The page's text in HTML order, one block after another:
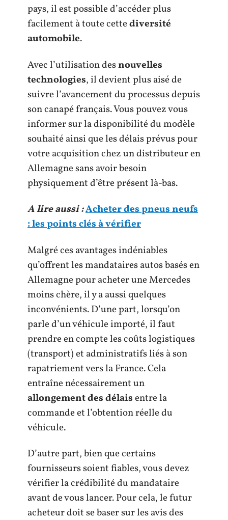
pays, il est possible d’accéder plus
facilement à toute cettediversité
automobile.
Avec l’utilisation desnouvelles
technologies, il devient plus aisé de
suivre l’avancement du processus depuis
son canapé français. Vous pouvez vous
informer sur la disponibilité du modèle
souhaité ainsi que les délais prévus pour
votre acquisition chez un distributeur en
Allemagne sans avoir besoin
physiquement d’être présent là-bas.
A lire aussi :Acheter des pneus neufs
: les points clés à vérifier
Malgré ces avantages indéniables
qu’offrent les mandataires autos basés en
Allemagne pour acheter une Mercedes
moins chère, il y a aussi quelques
inconvénients. D’une part, lorsqu’on
parle d’un véhicule importé, il faut
prendre en compte les coûts logistiques
(transport) et administratifs liés à son
rapatriement vers la France. Cela
entraîne nécessairement un
allongement des délaisentre la
commande et l’obtention réelle du
véhicule.
D’autre part, bien que certains
fournisseurs soient fiables, vous devez
vérifier la crédibilité du mandataire
avant de vous lancer. Pour cela, le futur
acheteur doit se baser sur les avis des